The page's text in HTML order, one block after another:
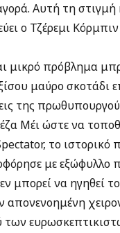
Αυτή τη στιγμή
ο Τζέρεμι
μικρό πρόβλημα
μαύρο σκοτάδι
της
Μέι ώστε να
το ιστορικό
με εξώφυλλο
μπορεί να ηγηθεί
απονενοημένη